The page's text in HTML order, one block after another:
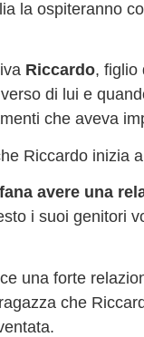
la ospiteranno
Riccardo, figlio
di lui e
che aveva
Riccardo inizia
avere una
i suoi genitori
una forte
che